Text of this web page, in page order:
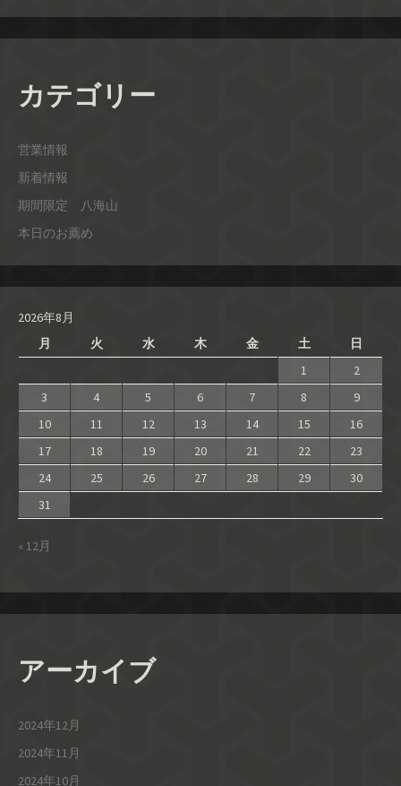
カテゴリー
営業情報
新着情報
期間限定 八海山
本日のお薦め
2026年8月
月
火 水 木 金 土
日
1
2
3
4 5 6 7 8
9
10
11 12 13 14 15
16
17
18 19 20 21 22
23
24
25 26 27 28 29
30
31
« 12月
アーカイブ
2024年12月
2024年11月
2024年10月